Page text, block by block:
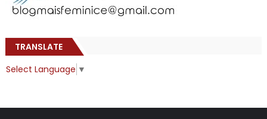
TRANSLATE
Select Language ▼